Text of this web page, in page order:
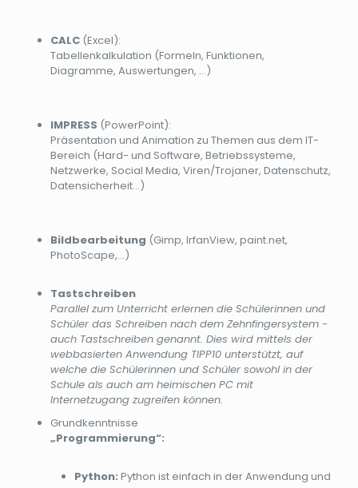
CALC (Excel):
Tabellenkalkulation (Formeln, Funktionen,
Diagramme, Auswertungen, ...)
IMPRESS (PowerPoint):
Präsentation und Animation zu Themen aus dem IT-
Bereich (Hard- und Software, Betriebssysteme,
Netzwerke, Social Media, Viren/Trojaner, Datenschutz,
Datensicherheit...)
Bildbearbeitung (Gimp, IrfanView, paint.net,
PhotoScape,…)
Tastschreiben
Parallel zum Unterricht erlernen die Schülerinnen und
Schüler das Schreiben nach dem Zehnfingersystem -
auch Tastschreiben genannt. Dies wird mittels der
webbasierten Anwendung TIPP10 unterstützt, auf
welche die Schülerinnen und Schüler sowohl in der
Schule als auch am heimischen PC mit
Internetzugang zugreifen können.
Grundkenntnisse
„Programmierung“:
Python: Python ist einfach in der Anwendung und